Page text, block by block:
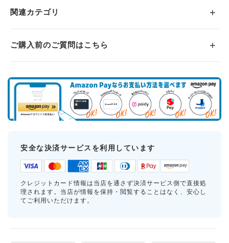
関連カテゴリ
ご購入前のご質問はこちら
安全な決済サービスを利用しています
クレジットカード情報は当店を通さず決済サービス側で直接処
理されます。当店が情報を保持・閲覧することはなく、安心し
てご利用いただけます。